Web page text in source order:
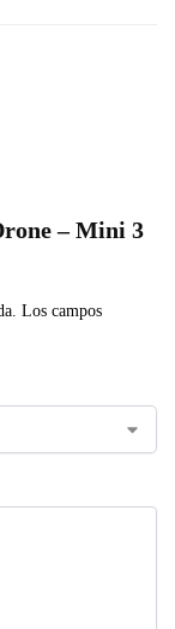
– Mini 3
Los campos